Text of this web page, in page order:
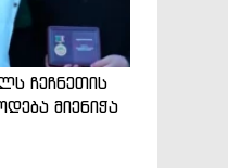
ჩეჩნეთის
მიენიჭა